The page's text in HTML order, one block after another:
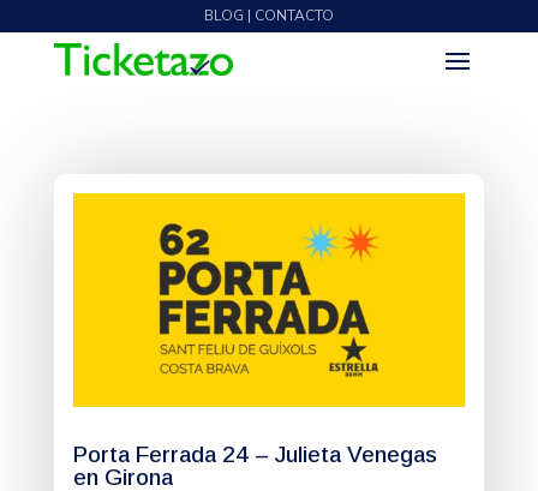
BLOG | CONTACTO
Porta Ferrada 24 – Julieta Venegas
en Girona